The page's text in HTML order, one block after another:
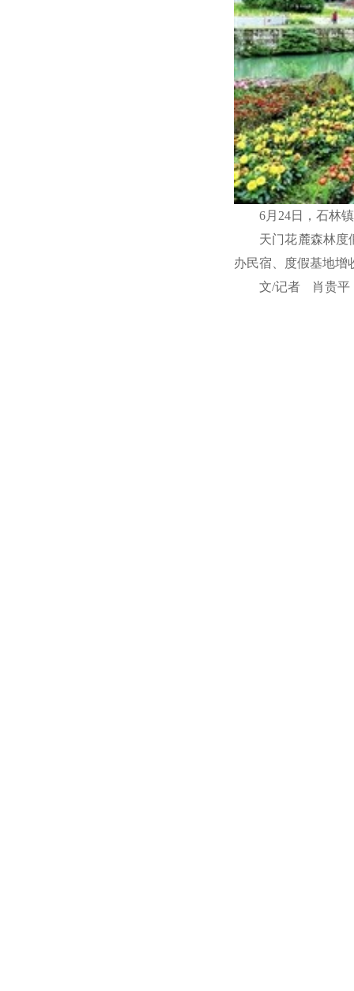
6月24日，石林
天门花麓森林度
办民宿、度假基地增
文/记者 肖贵